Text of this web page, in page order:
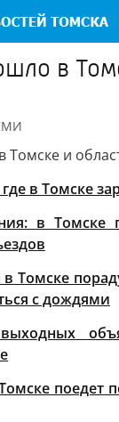
в
и
в Томске
в Томске
Томске
с дождями
поедет